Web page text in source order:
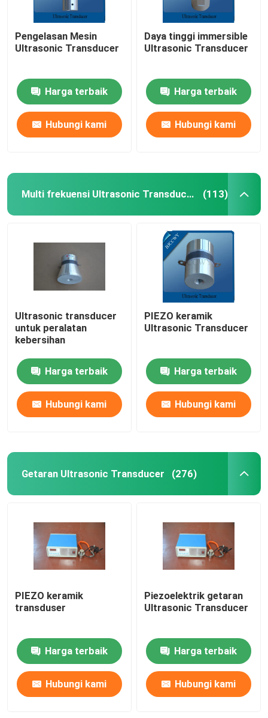
Pengelasan Mesin
Ultrasonic Transducer
Harga terbaik
Hubungi kami
Daya tinggi immersible
Ultrasonic Transducer
Harga terbaik
Hubungi kami
Multi frekuensi Ultrasonic Transducer (113)
Ultrasonic transducer
untuk peralatan
kebersihan
Harga terbaik
Hubungi kami
PIEZO keramik
Ultrasonic Transducer
Harga terbaik
Hubungi kami
Getaran Ultrasonic Transducer (276)
PIEZO keramik
transduser
Harga terbaik
Hubungi kami
Piezoelektrik getaran
Ultrasonic Transducer
Harga terbaik
Hubungi kami